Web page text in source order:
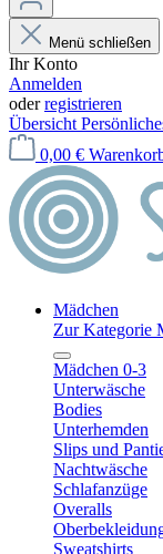
Menü schließen
Ihr Konto
Anmelden
oderregistrieren
Übersicht
0,00 €
Mädchen
Zur Kategorie
Mädchen 0-3
Unterwäsche
Bodies
Unterhemden
Slips und
Nachtwäsche
Schlafanzüge
Overalls
Sweatshirts